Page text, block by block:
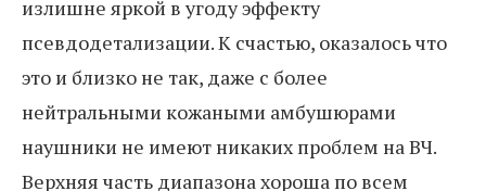
излишне яркой в угоду эффекту
псевдодетализации. К счастью, оказалось что
это и близко не так, даже с более
нейтральными кожаными амбушюрами
наушники не имеют никаких проблем на ВЧ.
Верхняя часть диапазона хороша по всем